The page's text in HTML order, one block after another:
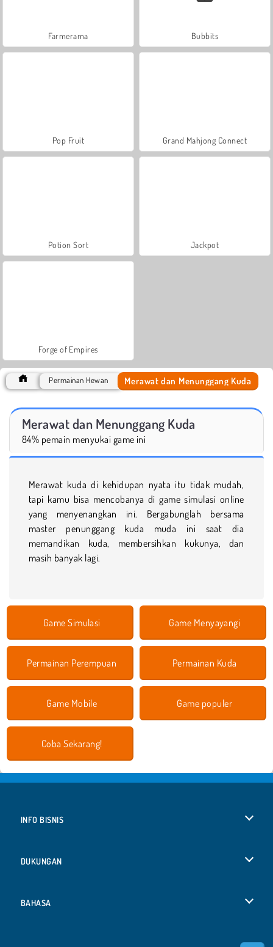
Farmerama Bubbits
Pop Fruit Grand Mahjong Connect
Potion Sort Jackpot
Forge of Empires
Permainan Hewan Merawat dan Menunggang Kuda
Merawat dan Menunggang Kuda
84% pemain menyukai game ini
Merawat kuda di kehidupan nyata itu tidak mudah,
tapi kamu bisa mencobanya di game simulasi online
yang menyenangkan ini. Bergabunglah bersama
master penunggang kuda muda ini saat dia
memandikan kuda, membersihkan kukunya, dan
masih banyak lagi.
Game Simulasi Game Menyayangi
Permainan Perempuan Permainan Kuda
Game Mobile Game populer
Coba Sekarang!
INFO BISNIS
DUKUNGAN
BAHASA